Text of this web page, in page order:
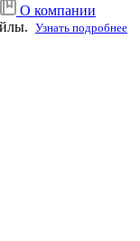
О компании
Узнать подробнее